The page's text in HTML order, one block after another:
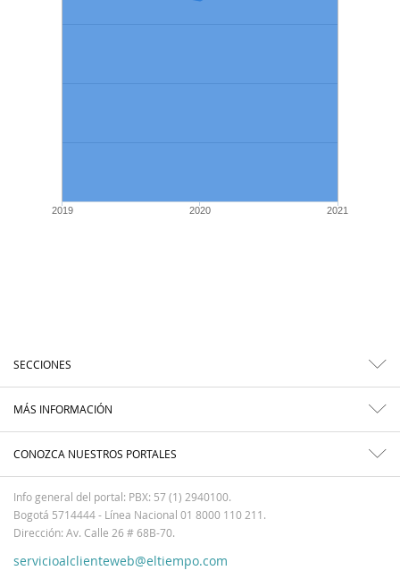
2019 2020 2021
SECCIONES
MÁS INFORMACIÓN
CONOZCA NUESTROS PORTALES
Info general del portal: PBX: 57 (1) 2940100.
Bogotá 5714444 - Línea Nacional 01 8000 110 211.
Dirección: Av. Calle 26 # 68B-70.
servicioalclienteweb@eltiempo.com